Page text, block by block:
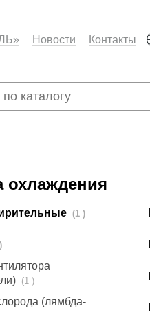
Новости Контакты
охлаждения
(1 )
(11 )
(1 )
(лямбда-